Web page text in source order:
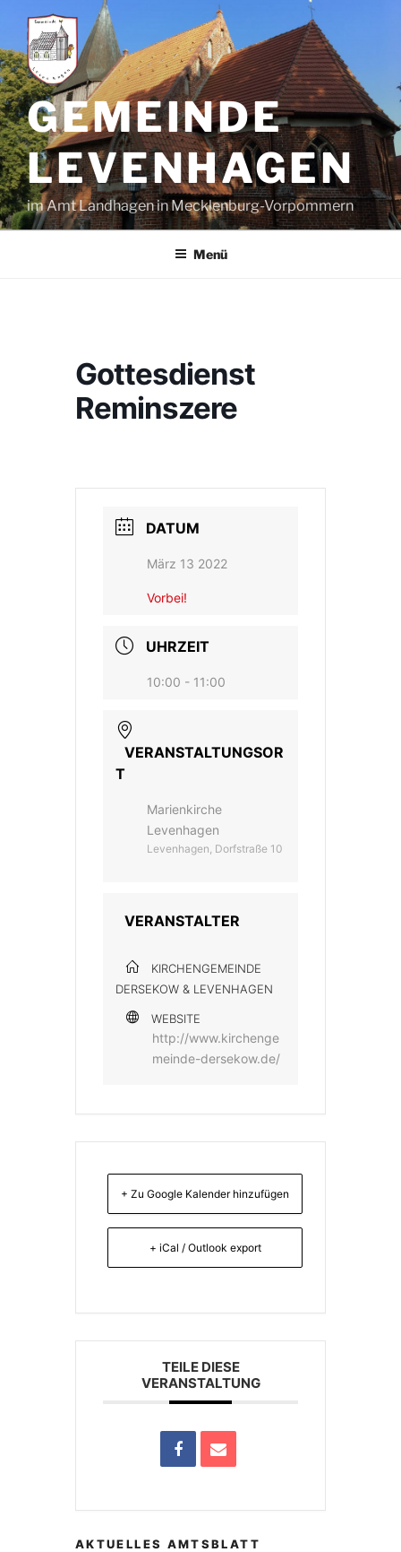
Inhalt
springen
GEMEINDE
LEVENHAGEN
im Amt Landhagen in Mecklenburg-Vorpommern
Menü
Gottesdienst
Reminszere
DATUM
März 13 2022
Vorbei!
UHRZEIT
10:00 - 11:00
VERANSTALTUNGSOR
T
Marienkirche
Levenhagen
Levenhagen, Dorfstraße 10
VERANSTALTER
KIRCHENGEMEINDE
DERSEKOW & LEVENHAGEN
WEBSITE
http://www.kirchenge
meinde-dersekow.de/
+ Zu Google Kalender hinzufügen
+ iCal / Outlook export
TEILE DIESE
VERANSTALTUNG
AKTUELLES AMTSBLATT